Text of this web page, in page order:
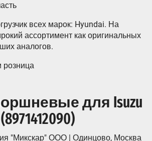
всех марок: Hyundai. На
ассортимент как оригинальных
аналогов.
розница
для Isuzu
"Микскар" ООО | Одинцово, Москва